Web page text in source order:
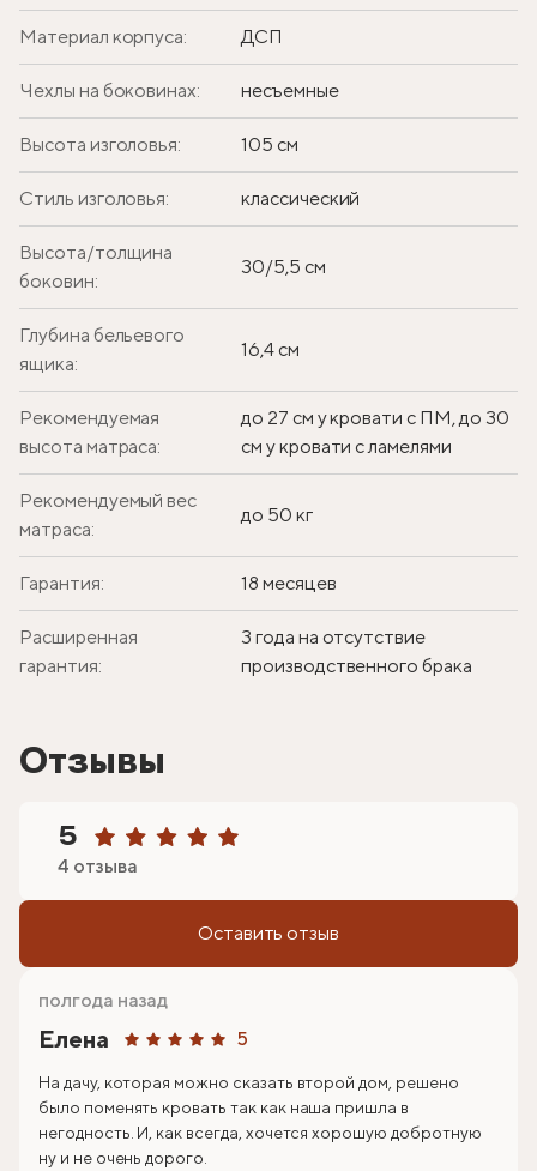
Материал корпуса: ДСП
Чехлы на боковинах: несъемные
Высота изголовья: 105 см
Стиль изголовья: классический
Высота/толщина
боковин:
30/5,5 см
Глубина бельевого
ящика:
16,4 см
Рекомендуемая
высота матраса:
до 27 см у кровати с ПМ, до 30
см у кровати с ламелями
Рекомендуемый вес
матраса:
до 50 кг
Гарантия: 18 месяцев
Расширенная
гарантия:
3 года на отсутствие
производственного брака
Отзывы
5
4 отзыва
Оставить отзыв
Елена 5
полгода назад
На дачу, которая можно сказать второй дом, решено
было поменять кровать так как наша пришла в
негодность. И, как всегда, хочется хорошую добротную
ну и не очень дорого.